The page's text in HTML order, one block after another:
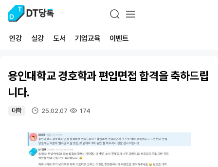
인강 실강 도서 기업교육 이벤트
용인대학교 경호학과 편입면접 합격을 축하드립
니다.
대학 25.02.07 174